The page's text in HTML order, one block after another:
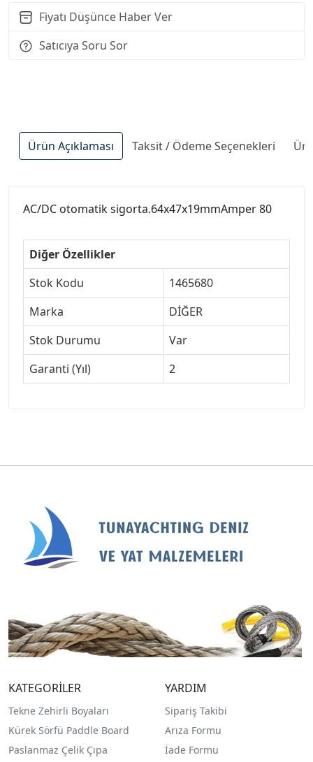
Fiyatı Düşünce Haber Ver
Satıcıya Soru Sor
Ürün Açıklaması Taksit / Ödeme Seçenekleri
AC/DC otomatik sigorta.64x47x19mmAmper 80
Diğer Özellikler
Stok Kodu
1465680
Marka
DİĞER
Stok Durumu
Var
Garanti (Yıl)
2
KATEGORİLER
Tekne Zehirli Boyaları
Kürek Sörfü Paddle Board
Paslanmaz Çelik Çıpa
YARDIM
Sipariş Takibi
Arıza Formu
İade Formu